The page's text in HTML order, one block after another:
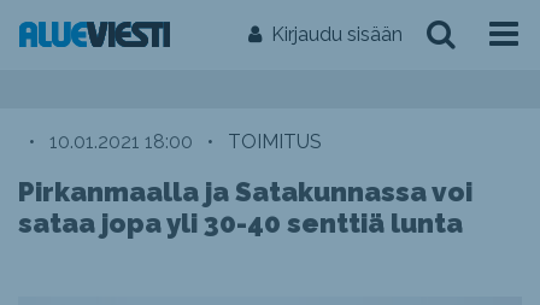
Kirjaudu sisään
• 10.01.2021 18:00 • TOIMITUS
Pirkanmaalla ja Satakunnassa voi
sataa jopa yli 30-40 senttiä lunta